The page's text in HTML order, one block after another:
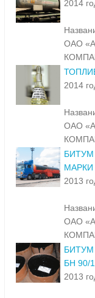
2014
ОАО
2014
ОАО
МАРКИ
2013
ОАО
БН 90/
2013